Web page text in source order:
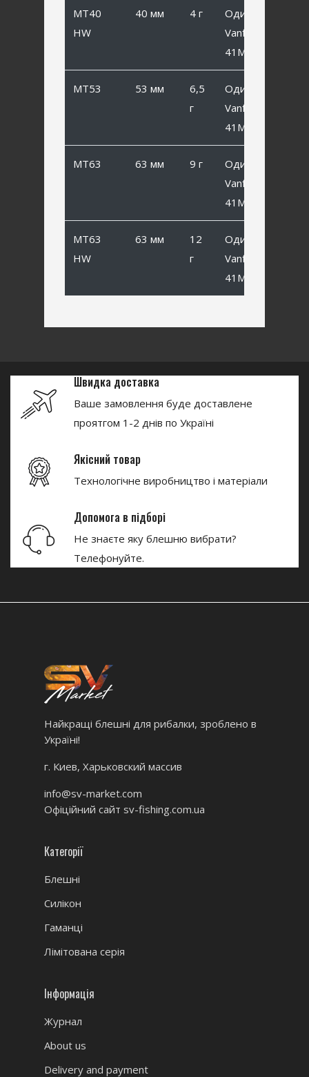
MT40
HW
40 мм 4 г
Одинарный
Vanfook SP-
41MB #4
MT53 53 мм
6,5
г
Одинарный
Vanfook SP-
41MB #2
MT63 63 мм 9 г
Одинарный
Vanfook SP-
41MB #1
MT63
HW
63 мм
12
г
Одинарный
Vanfook SP-
41MB #1
Швидка доставка
Ваше замовлення буде доставлене
проятгом 1-2 днів по Україні
Якісний товар
Технологічне виробництво і матеріали
Допомога в підборі
Не знаєте яку блешню вибрати?
Телефонуйте.
Найкращі блешні для рибалки, зроблено в
Україні!
г. Киев, Харьковский массив
info@sv-market.com
Офіційний сайт sv-fishing.com.ua
Категорії
Блешні
Силікон
Гаманці
Лімітована серія
Інформація
Журнал
About us
Delivery and payment